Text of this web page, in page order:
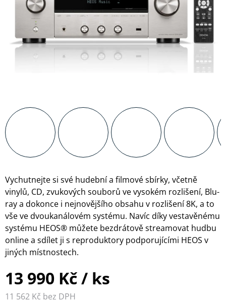
FORMATION
PŘEHRÁVAČE
GRAMOFONY
PŘEVODNÍKY
MULTIMEDIÁLNÍ
CENTRA A
PŘEHRÁVAČE
SLUCHÁTKOVÉ
ZESILOVAČE
DIGITÁLNÍ
AUDIO /
ANTÉNNÍ
KABELY
KONEKTORY A
PŘÍSLUŠENSTVÍ
13 990 Kč/ ks
11 562 Kč bez DPH
Vychutnejte si své hudební a filmové sbírky, včetně
vinylů, CD, zvukových souborů ve vysokém rozlišení, Blu-
ray a dokonce i nejnovějšího obsahu v rozlišení 8K, a to
vše ve dvoukanálovém systému. Navíc díky vestavěnému
systému HEOS® můžete bezdrátově streamovat hudbu
online a sdílet ji s reproduktory podporujícími HEOS v
jiných místnostech.